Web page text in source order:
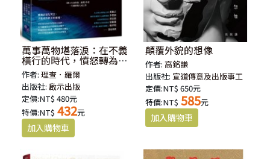
萬事萬物堪落淚：在不義
橫行的時代，憤怒轉為慈
悲的先知智慧
作者:理查．羅爾
出版社:啟示出版
定價:NT$ 480元
特價:NT$ 432元
顛覆外貌的想像
作者:高銘謙
出版社: 宣道傳意及出版事工
定價:NT$ 650元
特價:NT$ 585元